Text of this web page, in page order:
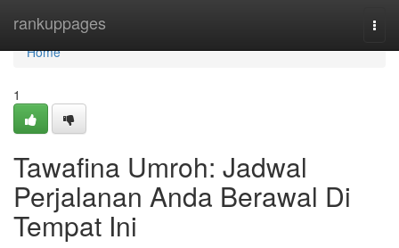
rankuppages
Home
Home
1
Tawafina Umroh: Jadwal
Perjalanan Anda Berawal Di
Tempat Ini